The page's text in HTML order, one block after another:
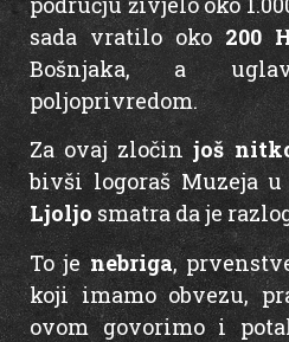
sada vratilo oko 200
Bošnjaka, a
poljoprivredom.
Za ovaj zločinjoš
bivši logoraš Muzeja
Ljoljosmatra da je
To jenebriga,
koji imamo obvezu,
ovom govorimo i